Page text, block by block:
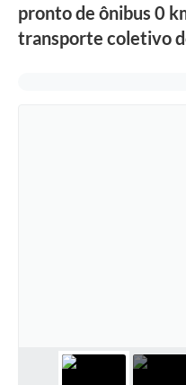
pronto de ônibus 0
transporte coletivo